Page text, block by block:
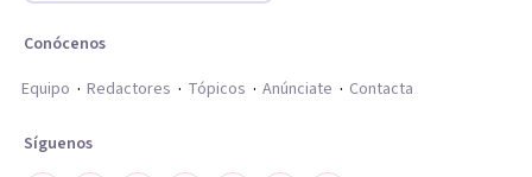
Conócenos
Equipo
Redactores Tópicos Anúnciate Contacta
Síguenos